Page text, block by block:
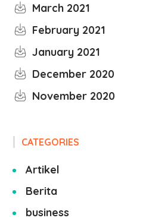
March 2021
February 2021
January 2021
December 2020
November 2020
CATEGORIES
Artikel
Berita
business